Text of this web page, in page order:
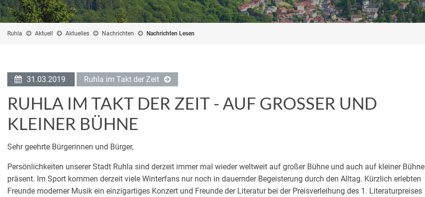
Ruhla Aktuell Aktuelles Nachrichten Nachrichten Lesen
31.03.2019 Ruhla im Takt der Zeit
RUHLA IM TAKT DER ZEIT - AUF GROSSER UND K
LEINER BÜHNE
Sehr geehrte Bürgerinnen und Bürger,
Persönlichkeiten unserer Stadt Ruhla sind derzeit immer mal wieder weltweit auf großer Bühne und auch auf kleiner Bühne
präsent. Im Sport kommen derzeit viele Winterfans nur noch in dauernder Begeisterung durch den Alltag. Kürzlich erlebten
Freunde moderner Musik ein einzigartiges Konzert und Freunde der Literatur bei der Preisverleihung des 1. Literaturpreises